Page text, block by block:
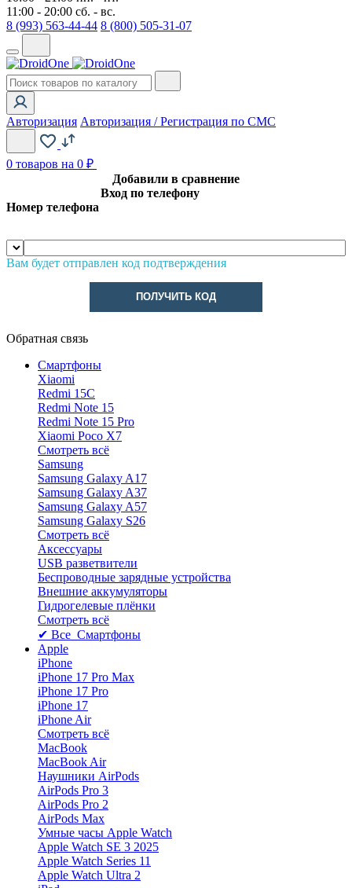
11:00 - 20:00 сб. - вс.
8 (993) 563-44-44 8 (800) 505-31-07
Авторизация Авторизация / Регистрация по СМС
0 товаров на 0 ₽
Добавили в сравнение
Вход по телефону
Номер телефона
Вам будет отправлен код подтверждения
ПОЛУЧИТЬ КОД
Обратная связь
Смартфоны
Xiaomi
Redmi 15C
Redmi Note 15
Redmi Note 15 Pro
Xiaomi Poco X7
Смотреть всё
Samsung
Samsung Galaxy A17
Samsung Galaxy A37
Samsung Galaxy A57
Samsung Galaxy S26
Смотреть всё
Аксессуары
USB разветвители
Беспроводные зарядные устройства
Внешние аккумуляторы
Гидрогелевые плёнки
Смотреть всё
✔ Все Смартфоны
Apple
iPhone
iPhone 17 Pro Max
iPhone 17 Pro
iPhone 17
iPhone Air
Смотреть всё
MacBook
MacBook Air
Наушники AirPods
AirPods Pro 3
AirPods Pro 2
AirPods Max
Умные часы Apple Watch
Apple Watch SE 3 2025
Apple Watch Series 11
Apple Watch Ultra 2